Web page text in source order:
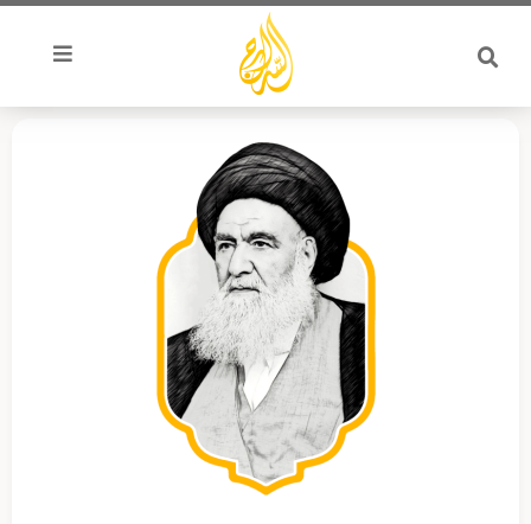
تخطي
المحتوى